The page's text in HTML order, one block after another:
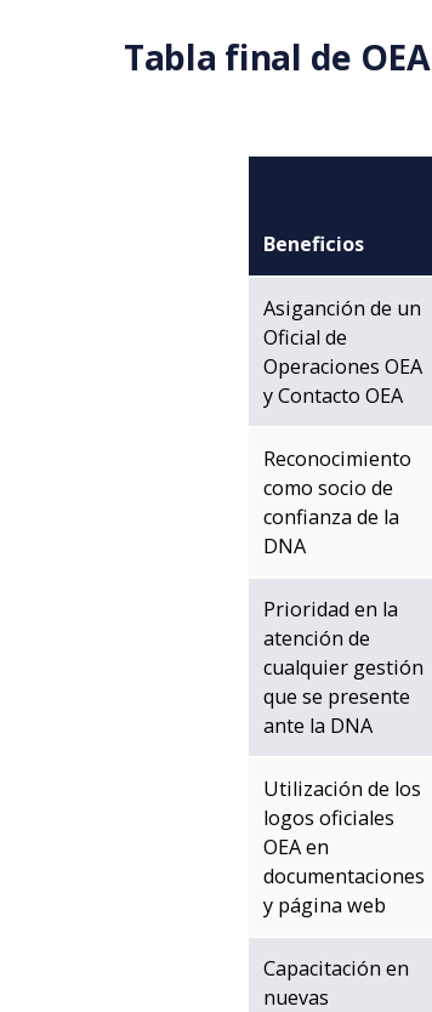
Tabla final de OEA
Beneficios
Asiganción de un
Oficial de
Operaciones OEA
y Contacto OEA
Reconocimiento
como socio de
confianza de la
DNA
Prioridad en la
atención de
cualquier gestión
que se presente
ante la DNA
Utilización de los
logos oficiales
OEA en
documentaciones
y página web
Capacitación en
nuevas